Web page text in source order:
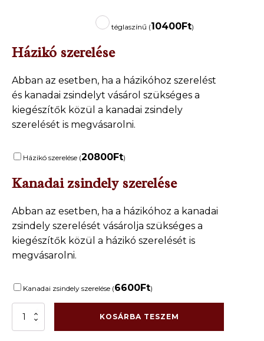
téglaszínű (10400Ft)
Házikó szerelése
Abban az esetben, ha a házikóhoz szerelést
és kanadai zsindelyt vásárol szükséges a
kiegészítők közül a kanadai zsindely
szerelését is megvásarolni.
Házikó szerelése (20800Ft)
Kanadai zsindely szerelése
Abban az esetben, ha a házikóhoz a kanadai
zsindely szerelését vásárolja szükséges a
kiegészítők közül a házikó szerelését is
megvásarolni.
Kanadai zsindely szerelése (6600Ft)
Jelenleg
KOSÁRBA TESZEM